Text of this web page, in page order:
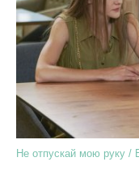
Не отпускай мою руку /